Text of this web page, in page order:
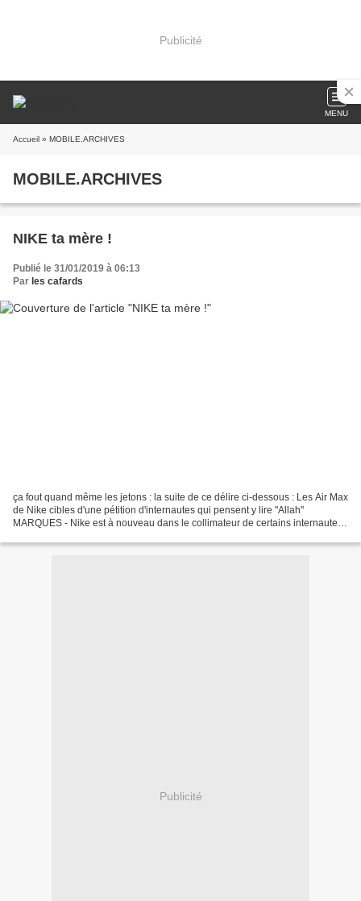
Publicité
MENU
Accueil » MOBILE.ARCHIVES
MOBILE.ARCHIVES
NIKE ta mère !
Publié le 31/01/2019 à 06:13
Par les cafards
ça fout quand même les jetons : la suite de ce délire ci-dessous : Les Air Max
de Nike cibles d'une pétition d'internautes qui pensent y lire "Allah"
MARQUES - Nike est à nouveau dans le collimateur de certains internautes
Publicité